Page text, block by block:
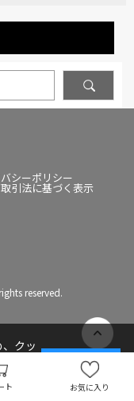
ト お気に入り
シーポリシー
引法に基づく表示
reserved.
クッ
承諾する